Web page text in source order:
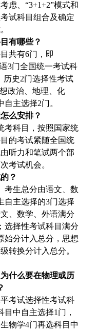
虑、“3+1+2”模式和
试科目组合及确定
有哪些？
共有6门，即
3门全国统一考试科
历史2门选择性考试
政治、地理、化
主选择2门。
么安排？
考科目，按照国家统
的考试紧随全国统
听力和笔试两个部
考试机会。
？
考生总分由语文、数
自主选择的3门选择
、数学、外语满分
选择性考试科目满分
始分计入总分，思想
转换分计入总分。
什么要在物理或历
考试选择性考试科
中自主选择1门，
物学4门再选科目中